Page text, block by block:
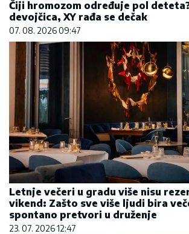
Čiji hromozom određuje pol
devojčica, XY rađa se dečak
07. 08. 2026 09:47
Letnje večeri u gradu više nisu
vikend: Zašto sve više ljudi bira
spontano pretvori u druženje
23. 07. 2026 12:47